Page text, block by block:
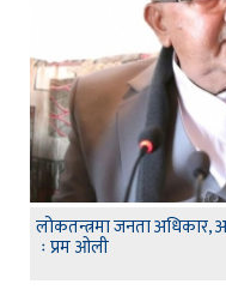
लोकतन्त्रमा जनता अधिकार,
ः प्रम ओली